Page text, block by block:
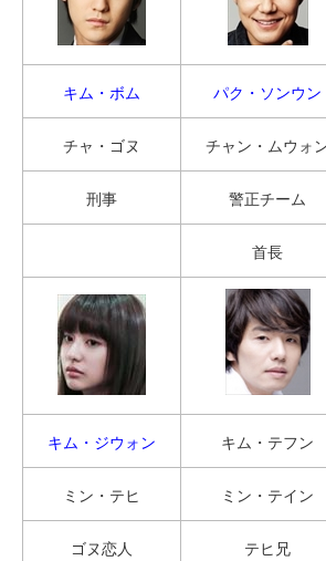
キム・ボム パク・ソンウン
チャ・ゴヌ チャン・ムウォ
刑事 警正チーム
首長
キム・ジウォン キム・テフン
ミン・テヒ ミン・テイン
ゴヌ恋人 テヒ兄